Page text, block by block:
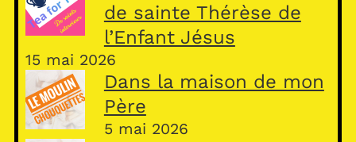
de sainte Thérèse de
l’Enfant Jésus
15 mai 2026
Dans la maison de mon
Père
5 mai 2026